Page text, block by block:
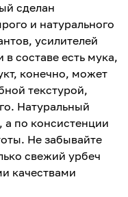
сделан
и натурального
усилителей
составе есть мука,
конечно, может
текстурой,
Натуральный
по консистенции
Не забывайте
свежий урбеч
качествами